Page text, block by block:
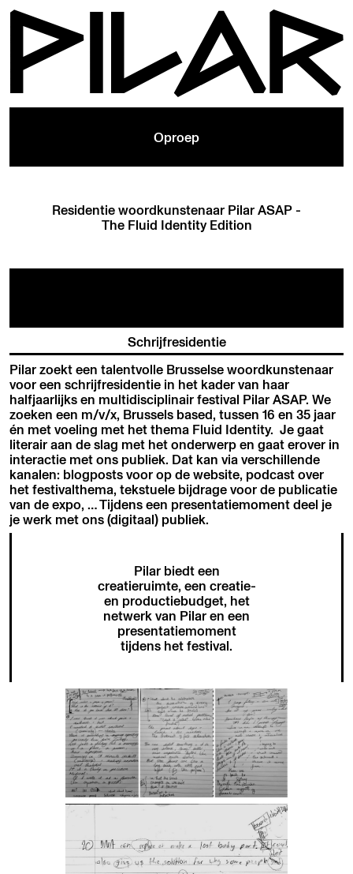
Oproep
Residentie woordkunstenaar Pilar ASAP -
The Fluid Identity Edition
Schrijfresidentie
Pilar zoekt een talentvolle Brusselse woordkunstenaar
voor een schrijfresidentie in het kader van haar
halfjaarlijks en multidisciplinair festival Pilar ASAP. We
zoeken een m/v/x, Brussels based, tussen 16 en 35 jaar
én met voeling met het thema Fluid Identity. Je gaat
literair aan de slag met het onderwerp en gaat erover in
interactie met ons publiek. Dat kan via verschillende
kanalen: blogposts voor op de website, podcast over
het festivalthema, tekstuele bijdrage voor de publicatie
van de expo, … Tijdens een presentatiemoment deel je
je werk met ons (digitaal) publiek.
Pilar biedt een
creatieruimte, een creatie-
en productiebudget, het
netwerk van Pilar en een
presentatiemoment
tijdens het festival.